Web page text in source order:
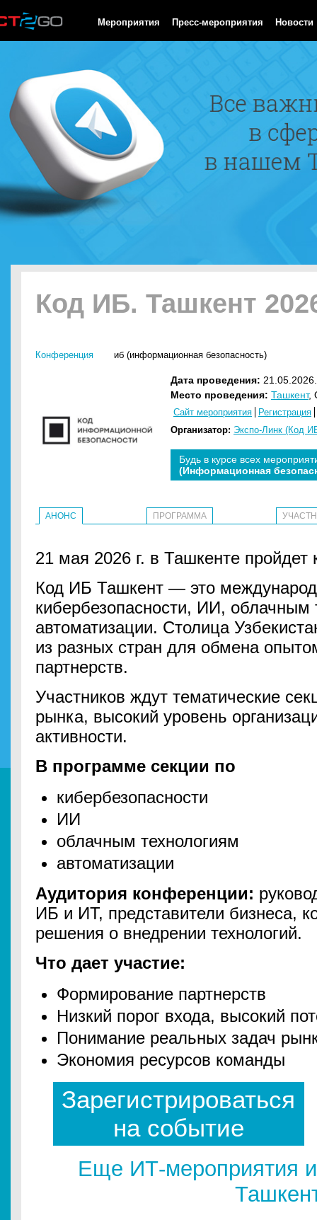
Мероприятия Пресс-мероприятия Новости
Код ИБ. Ташкент
Конференция иб (информационная безопасность)
Дата проведения:
Место проведения: Ташкент,
Сайт мероприятия
Регистрация
Организатор: Экспо-Линк (Код
Будь в курсе всех
(Информационная
АНОНС ПРОГРАММА
21 мая 2026 г. в Ташкенте
Код ИБ Ташкент — это
кибербезопасности, ИИ, облачным
автоматизации. Столица
из разных стран для обмена
партнерств.
Участников ждут тематические
рынка, высокий уровень
активности.
В программе секции по
кибербезопасности
ИИ
облачным технологиям
автоматизации
Аудитория конференции:
ИБ и ИТ, представители бизнеса,
решения о внедрении технологий.
Что дает участие:
Формирование партнерств
Низкий порог входа, высокий
Понимание реальных задач
Экономия ресурсов команды
Зарегистрироваться
на событие
Еще ИТ-мероприятия